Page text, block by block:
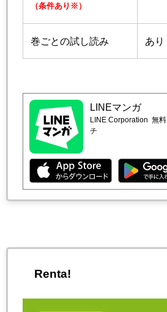
（条件あり※）
巻ごとの試し読み あり
LINEマンガ
LINE Corporation 無料
チ
Renta!